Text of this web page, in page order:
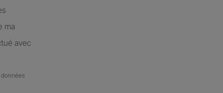
ma
avec